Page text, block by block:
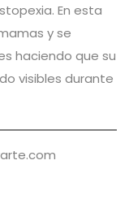
En esta
y se
haciendo que su
visibles durante